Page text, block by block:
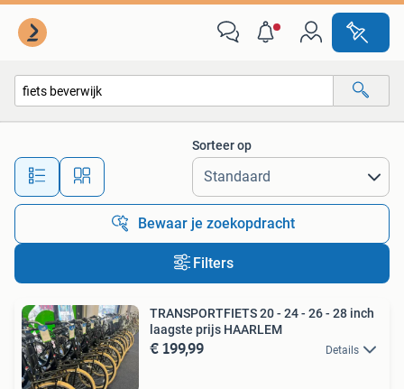
Alle afstanden…
Sorteer op
Bewaar je zoekopdracht
Filters
TRANSPORTFIETS 20 - 24 - 26 - 28 inch
laagste prijs HAARLEM
€ 199,99 Details